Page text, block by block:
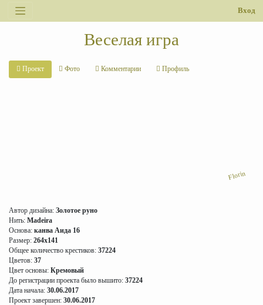
Вход
Веселая игра
Проект Фото Комментарии Профиль
Florin
Автор дизайна: Золотое руно
Нить: Madeira
Основа: канва Аида 16
Размер: 264x141
Общее количество крестиков: 37224
Цветов: 37
Цвет основы: Кремовый
До регистрации проекта было вышито: 37224
Дата начала: 30.06.2017
Проект завершен: 30.06.2017